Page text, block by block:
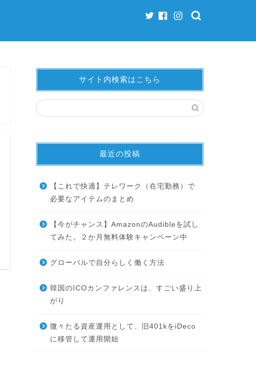
サイト内検索はこちら
最近の投稿
【これで快適】テレワーク（在宅勤務）で
必要なアイテムのまとめ
【今がチャンス】AmazonのAudibleを試し
てみた。２か月無料体験キャンペーン中
グローバルで自分らしく働く方法
韓国のICOカンファレンスは、すごい盛り上
がり
微々たる資産運用として、旧401kをiDeco
に移管して運用開始